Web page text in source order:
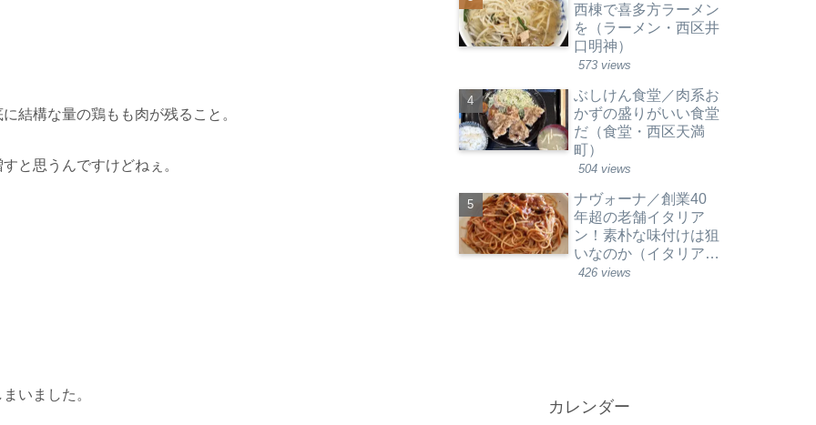
結構な量の鶏もも肉が残ること。
と思うんですけどねぇ。
いました。
西棟で喜多方ラーメン
を（ラーメン・西区井
口明神）
573 views
ぶしけん食堂／肉系お
かずの盛りがいい食堂
だ（食堂・西区天満
町）
504 views
ナヴォーナ／創業40
年超の老舗イタリア
ン！素朴な味付けは狙
いなのか（イタリア料
理・西区草津新町）
426 views
カレンダー